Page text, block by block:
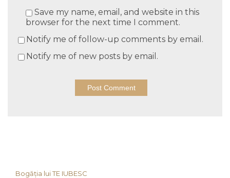
Save my name, email, and website in this
browser for the next time I comment.
Notify me of follow-up comments by email.
Notify me of new posts by email.
Bogăția lui TE IUBESC